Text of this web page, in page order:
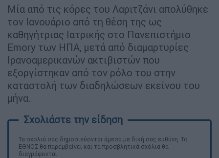
Μία από τις κόρες του Λαριτζάνι απολύθηκε
τον Ιανουάριο από τη θέση της ως
καθηγήτριας Ιατρικής στο Πανεπιστήμιο
Emory των ΗΠΑ, μετά από διαμαρτυρίες
Ιρανοαμερικανών ακτιβιστών που
εξοργίστηκαν από τον ρόλο του στην
καταστολή των διαδηλώσεων εκείνου του
μήνα.
Τα σχολιά σας δημοσιεύονται άμεσα με δική σας ευθύνη. Το
ΕΘΝΟΣ θα παρεμβαίνει και τα προσβλητικά σχόλια θα
διαγράφονται